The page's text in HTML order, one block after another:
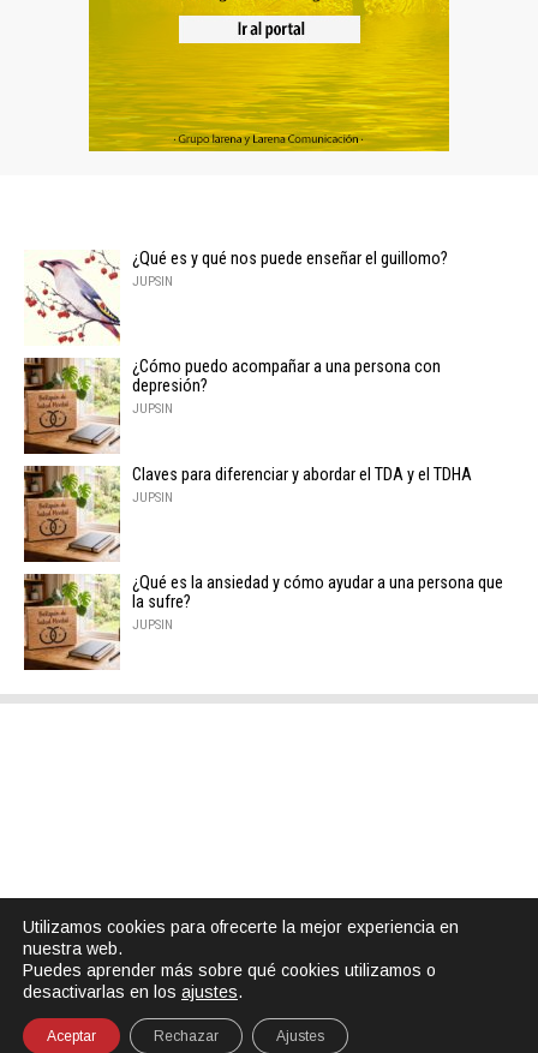
¿Qué es y qué nos puede enseñar el guillomo?
JUPSIN
¿Cómo puedo acompañar a una persona con
depresión?
JUPSIN
Claves para diferenciar y abordar el TDA y el TDHA
JUPSIN
¿Qué es la ansiedad y cómo ayudar a una persona que
la sufre?
JUPSIN
Utilizamos cookies para ofrecerte la mejor experiencia en
nuestra web.
Puedes aprender más sobre qué cookies utilizamos o
desactivarlas en los ajustes.
Aceptar Rechazar Ajustes